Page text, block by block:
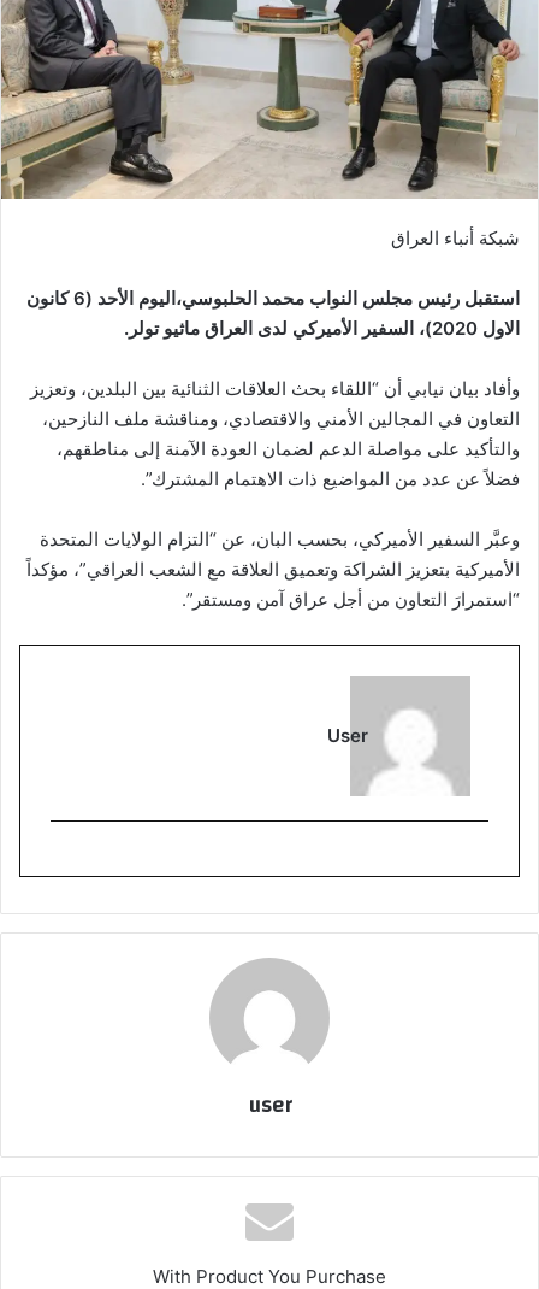
شبكة أنباء العراق
استقبل رئيس مجلس النواب محمد الحلبوسي،اليوم الأحد (6 كانون
الاول 2020)، السفير الأميركي لدى العراق ماثيو تولر.
وأفاد بيان نيابي أن “اللقاء بحث العلاقات الثنائية بين البلدين، وتعزيز
التعاون في المجالين الأمني والاقتصادي، ومناقشة ملف النازحين،
والتأكيد على مواصلة الدعم لضمان العودة الآمنة إلى مناطقهم،
فضلاً عن عدد من المواضيع ذات الاهتمام المشترك”.
وعبَّر السفير الأميركي، بحسب البان، عن “التزام الولايات المتحدة
الأميركية بتعزيز الشراكة وتعميق العلاقة مع الشعب العراقي”، مؤكداً
“استمرارَ التعاون من أجل عراق آمن ومستقر”.
User
user
With Product You Purchase